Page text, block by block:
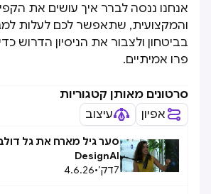
אנחנו ננסה לברר איך עושים את
והמקצועית, שתאפשר לכם לעלות
בביטחון ולצבור את הניסיון הדרוש
פרו אמיתיים.
סרטונים מאותן קטגוריות
אפיון
עיצוב
סער גיל מארח את גל
DesignAI
7דק׳•
4.6.26